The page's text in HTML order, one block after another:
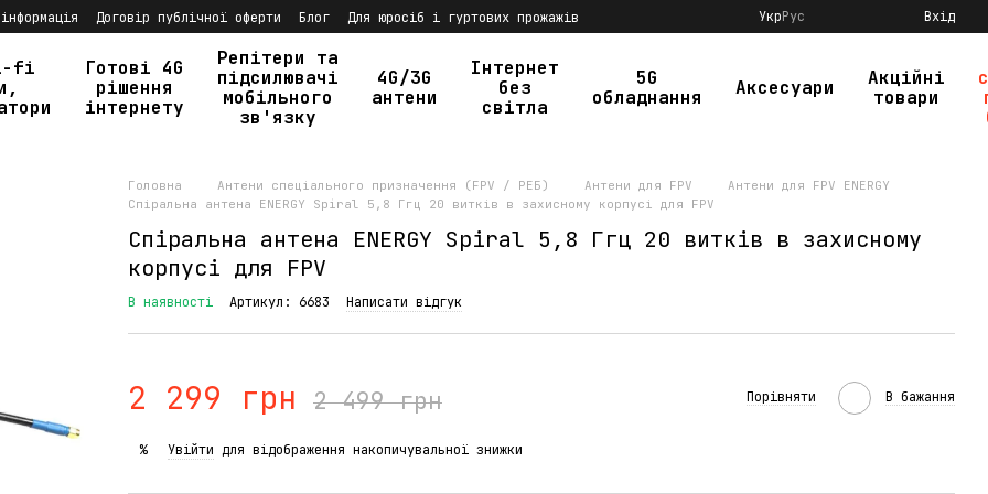
Договір публічної оферти Блог
Для юросіб і гуртових прожажів
УкрРус Вхід
fi
Готові 4G
рішення
інтернету
Репітери та
підсилювачі
мобільного
зв'язку
4G/3G
антени
Інтернет
без
світла
5G
обладнання
Аксесуари
Акційні
товари
Головна Антени спеціального призначення (FPV / РЕБ) Антени для FPV
Антени для FPV ENERGY
Спіральна антена ENERGY Spiral 5,8 Ггц 20 витків в захисному корпусі для FPV
Спіральна антена ENERGY Spiral 5,8 Ггц 20 витків в захисному
корпусі для FPV
В наявності Артикул: 6683 Написати відгук
2 299 грн 2 499 грн Порівняти В бажання
% Увійти для відображення накопичувальної знижки